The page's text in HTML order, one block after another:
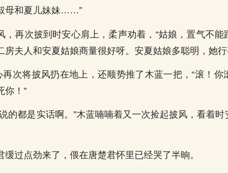
母和夏儿妹妹……”
，再次披到时安心肩上，柔声劝着，“姑娘，置气不能
房夫人和安夏姑娘商量很好呀。安夏姑娘多聪明，她
再次将披风扔在地上，还顺势推了木蓝一把，“滚！你
你！”
的都是实话啊。”木蓝喃喃着又一次捡起披风，看着
缓过点劲来了，偎在唐楚君怀里已经哭了半晌。